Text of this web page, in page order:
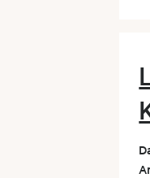
Kristiansen,